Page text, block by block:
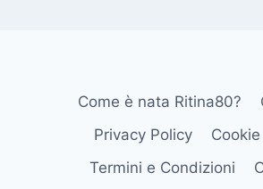
Come è nata Ritina80?
Privacy Policy
Termini e Condizioni